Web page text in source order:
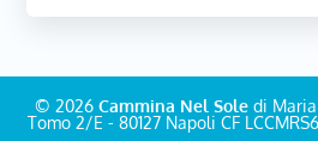
© 2026 Cammina Nel Soledi Maria
Tomo 2/E - 80127 Napoli CF